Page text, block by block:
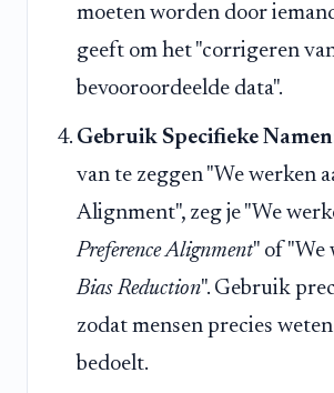
moeten worden door
geeft om het "corrigeren
bevooroordeelde data".
Gebruik Specifieke
van te zeggen "We werken
Alignment", zeg je "We
Preference Alignment" of "We
Bias Reduction". Gebruik
zodat mensen precies
bedoelt.